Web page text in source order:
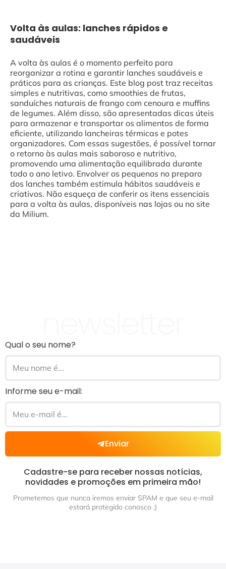
Volta às aulas: lanches rápidos e
saudáveis
A volta às aulas é o momento perfeito para
reorganizar a rotina e garantir lanches saudáveis e
práticos para as crianças. Este blog post traz receitas
simples e nutritivas, como smoothies de frutas,
sanduíches naturais de frango com cenoura e muffins
de legumes. Além disso, são apresentadas dicas úteis
para armazenar e transportar os alimentos de forma
eficiente, utilizando lancheiras térmicas e potes
organizadores. Com essas sugestões, é possível tornar
o retorno às aulas mais saboroso e nutritivo,
promovendo uma alimentação equilibrada durante
todo o ano letivo. Envolver os pequenos no preparo
dos lanches também estimula hábitos saudáveis e
criativos. Não esqueça de conferir os itens essenciais
para a volta às aulas, disponíveis nas lojas ou no site
da Milium.
Qual o seu nome?
Informe seu e-mail:
Enviar
Cadastre-se para receber nossas notícias,
novidades e promoções em primeira mão!
Prometemos que nunca iremos enviar SPAM e que seu e-mail
estará protegido conosco ;)